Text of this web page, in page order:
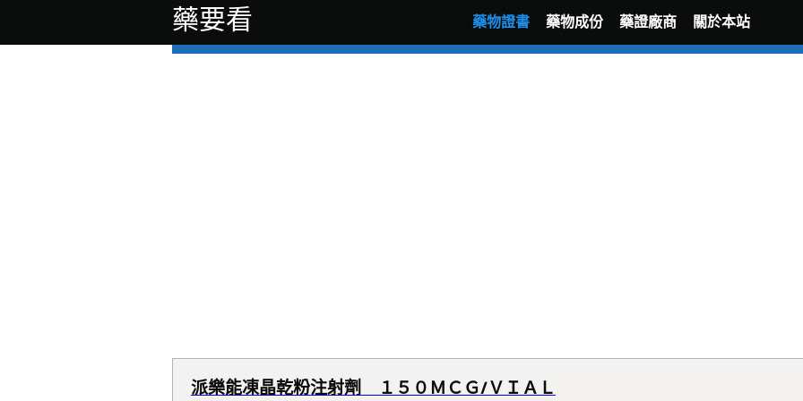
藥要看 藥物證書 藥物成份 藥證廠商 關於本站
派樂能凍晶乾粉注射劑 １５０ＭＣＧ/ＶＩＡＬ